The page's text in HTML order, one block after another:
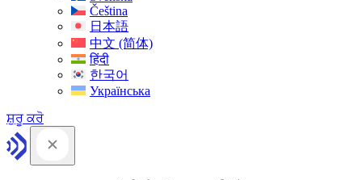
Čeština
日本語
中文 (简体)
हिंदी
한국어
Українська
ਸ਼ੁਰੂ ਕਰੋ